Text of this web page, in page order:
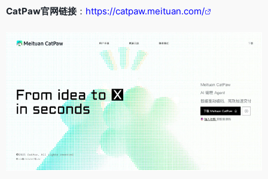
CatPaw官网链接： https://catpaw.meituan.com/